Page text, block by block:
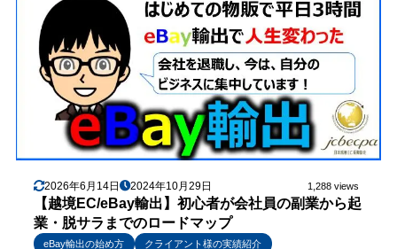
2026年6月14日 2024年10月29日 1,288 views
【越境EC/eBay輸出】初心者が会社員の副業から起
業・脱サラまでのロードマップ
eBay輸出の始め方 クライアント様の実績紹介